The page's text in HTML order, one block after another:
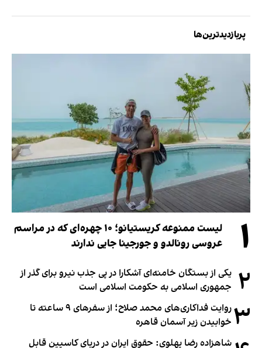
پربازدیدترین‌ها
۱
لیست ممنوعه کریستیانو؛ ۱۰ چهره‌ای که در مراسم
عروسی رونالدو و جورجینا جایی ندارند
۲ یکی از بستگان خامنه‌ای آشکارا در پی جذب نیرو برای گذر از
جمهوری اسلامی به حکومت اسلامی است
۳
روایت فداکاری‌های محمد صلاح؛ از سفرهای ۹ ساعته تا
خوابیدن زیر آسمان قاهره
شاهزاده رضا پهلوی: حقوق ایران در دریای کاسپین قابل